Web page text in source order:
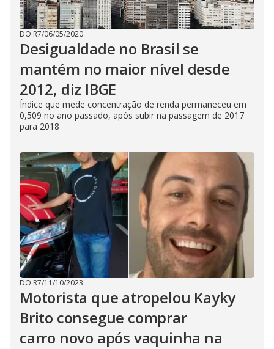
DO R7/06/05/2020
Desigualdade no Brasil se
mantém no maior nível desde
2012, diz IBGE
Índice que mede concentração de renda permaneceu em
0,509 no ano passado, após subir na passagem de 2017
para 2018
DO R7/11/10/2023
Motorista que atropelou Kayky
Brito consegue comprar
carro novo após vaquinha na